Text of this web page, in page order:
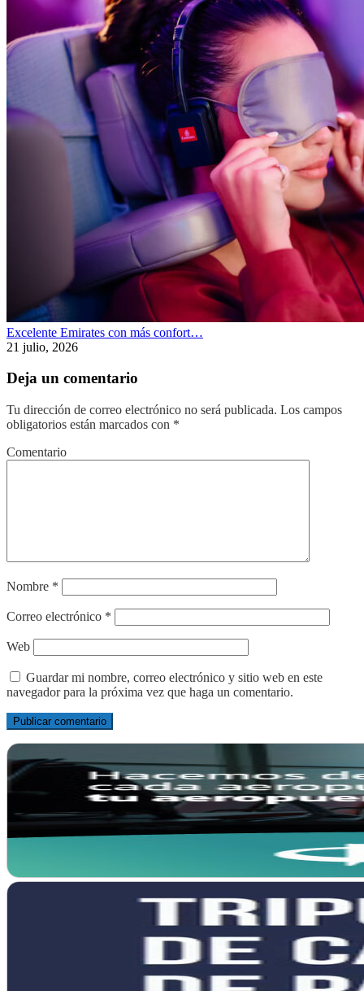
Excelente Emirates con más confort…
21 julio, 2026
Deja un comentario
Tu dirección de correo electrónico no será publicada. Los campos
obligatorios están marcados con *
Comentario
Nombre *
Correo electrónico *
Web
Guardar mi nombre, correo electrónico y sitio web en este
navegador para la próxima vez que haga un comentario.